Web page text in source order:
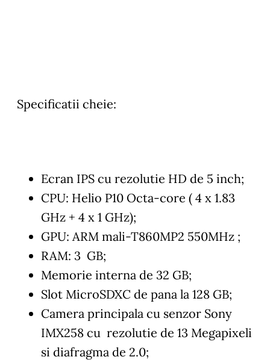
Specificatii cheie:
Ecran IPS cu rezolutie HD de 5 inch;
CPU: Helio P10 Octa-core ( 4 x 1.83
GHz + 4 x 1 GHz);
GPU: ARM mali-T860MP2 550MHz ;
RAM: 3 GB;
Memorie interna de 32 GB;
Slot MicroSDXC de pana la 128 GB;
Camera principala cu senzor Sony
IMX258 cu rezolutie de 13 Megapixeli
si diafragma de 2.0;